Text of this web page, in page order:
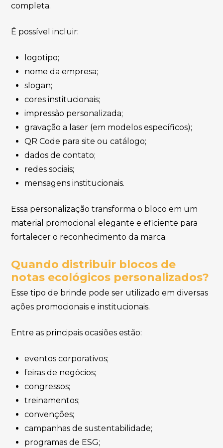
completa.
É possível incluir:
logotipo;
nome da empresa;
slogan;
cores institucionais;
impressão personalizada;
gravação a laser (em modelos específicos);
QR Code para site ou catálogo;
dados de contato;
redes sociais;
mensagens institucionais.
Essa personalização transforma o bloco em um
material promocional elegante e eficiente para
fortalecer o reconhecimento da marca.
Quando distribuir blocos de
notas ecológicos personalizados?
Esse tipo de brinde pode ser utilizado em diversas
ações promocionais e institucionais.
Entre as principais ocasiões estão:
eventos corporativos;
feiras de negócios;
congressos;
treinamentos;
convenções;
campanhas de sustentabilidade;
programas de ESG;